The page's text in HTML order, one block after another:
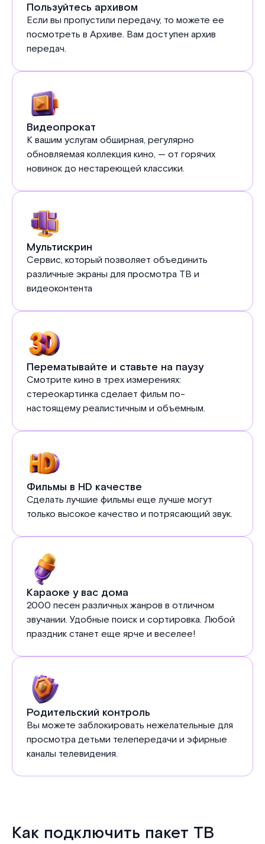
Пользуйтесь архивом
Если вы пропустили передачу, то можете ее
посмотреть в Архиве. Вам доступен архив
передач.
Видеопрокат
К вашим услугам обширная, регулярно
обновляемая коллекция кино, — от горячих
новинок до нестареющей классики.
Мультискрин
Сервис, который позволяет объединить
различные экраны для просмотра ТВ и
видеоконтента
Перематывайте и ставьте на паузу
Смотрите кино в трех измерениях:
стереокартинка сделает фильм по-
настоящему реалистичным и объемным.
Фильмы в HD качестве
Сделать лучшие фильмы еще лучше могут
только высокое качество и потрясающий звук.
Караоке у вас дома
2000 песен различных жанров в отличном
звучании. Удобные поиск и сортировка. Любой
праздник станет еще ярче и веселее!
Родительский контроль
Вы можете заблокировать нежелательные для
просмотра детьми телепередачи и эфирные
каналы телевидения.
Как подключить пакет ТВ